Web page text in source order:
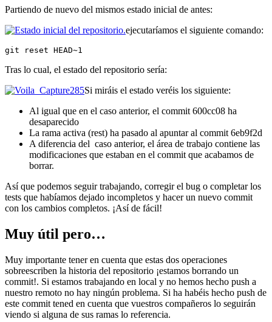
Partiendo de nuevo del mismos estado inicial de antes:
ejecutaríamos el siguiente comando:
git reset HEAD~1
Tras lo cual, el estado del repositorio sería:
Si miráis el estado veréis los siguiente:
Al igual que en el caso anterior, el commit 600cc08 ha
desaparecido
La rama activa (rest) ha pasado al apuntar al commit 6eb9f2d
A diferencia del caso anterior, el área de trabajo contiene las
modificaciones que estaban en el commit que acabamos de
borrar.
Así que podemos seguir trabajando, corregir el bug o completar los
tests que habíamos dejado incompletos y hacer un nuevo commit
con los cambios completos. ¡Así de fácil!
Muy útil pero…
Muy importante tener en cuenta que estas dos operaciones
sobreescriben la historia del repositorio ¡estamos borrando un
commit!. Si estamos trabajando en local y no hemos hecho push a
nuestro remoto no hay ningún problema. Si ha habéis hecho push de
este commit tened en cuenta que vuestros compañeros lo seguirán
viendo si alguna de sus ramas lo referencia.